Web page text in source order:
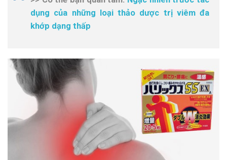
dụng của những loại thảo dược trị viêm đa
khớp dạng thấp